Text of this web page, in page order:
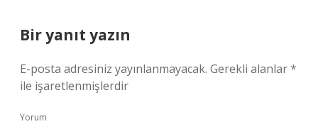
Bir yanıt yazın
E-posta adresiniz yayınlanmayacak. Gerekli alanlar*
ile işaretlenmişlerdir
Yorum